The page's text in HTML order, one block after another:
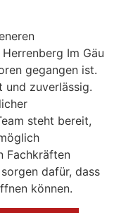
Herrenberg Im Gäu
gegangen ist.
und zuverlässig.
steht bereit,
Fachkräften
dafür, dass
können.